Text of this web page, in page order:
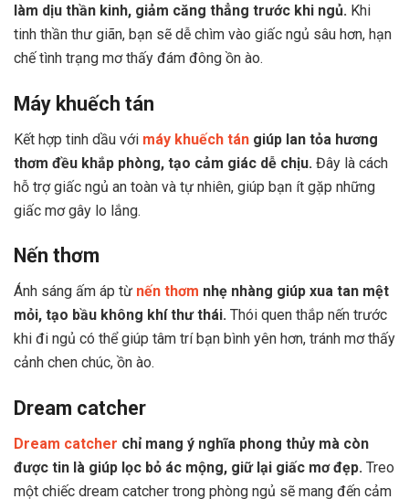
làm dịu thần kinh, giảm căng thẳng trước khi ngủ. Khi
tinh thần thư giãn, bạn sẽ dễ chìm vào giấc ngủ sâu hơn, hạn
chế tình trạng mơ thấy đám đông ồn ào.
Máy khuếch tán
Kết hợp tinh dầu với máy khuếch tán giúp lan tỏa hương
thơm đều khắp phòng, tạo cảm giác dễ chịu. Đây là cách
hỗ trợ giấc ngủ an toàn và tự nhiên, giúp bạn ít gặp những
giấc mơ gây lo lắng.
Nến thơm
Ánh sáng ấm áp từ nến thơm nhẹ nhàng giúp xua tan mệt
mỏi, tạo bầu không khí thư thái. Thói quen thắp nến trước
khi đi ngủ có thể giúp tâm trí bạn bình yên hơn, tránh mơ thấy
cảnh chen chúc, ồn ào.
Dream catcher
Dream catcher chỉ mang ý nghĩa phong thủy mà còn
được tin là giúp lọc bỏ ác mộng, giữ lại giấc mơ đẹp. Treo
một chiếc dream catcher trong phòng ngủ sẽ mang đến cảm